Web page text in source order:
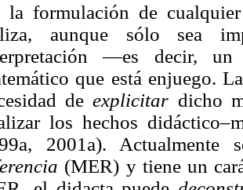
la formulación de
aunque sólo sea
—es decir,
que está enjuego.
deexplicitar dicho
los hechos
2001a).
(MER) y tiene un